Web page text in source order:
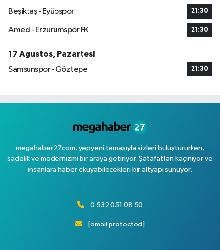
Beşiktaş - Eyüpspor 21:30
Amed - Erzurumspor FK 21:30
17 Ağustos, Pazartesi
Samsunspor - Göztepe
21:30
megahaber27com, yepyeni temasıyla sizleri buluştururken,
sadelik ve modernizmi bir araya getiriyor. Şatafattan kaçınıyor ve
insanlara haber okuyabilecekleri bir altyapı sunuyor.
0 532 051 08 50
[email protected]